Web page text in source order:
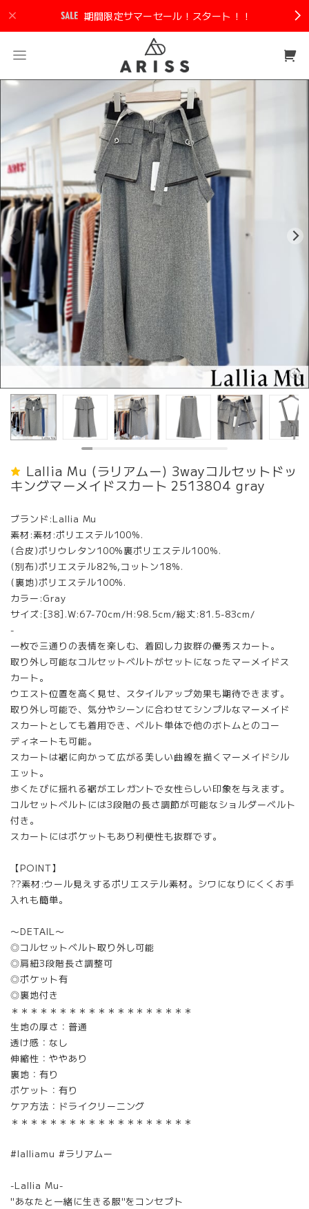
期間限定サマーセール！スタート！！
Lallia Mu (ラリアムー) 3wayコルセットドッ
キングマーメイドスカート 2513804 gray
ブランド:Lallia Mu
素材:素材:ポリエステル100%.
(合皮)ポリウレタン100%裏ポリエステル100%.
(別布)ポリエステル82%,コットン18%.
(裏地)ポリエステル100%.
カラー:Gray
サイズ:[38].W:67-70cm/H:98.5cm/総丈:81.5-83cm/
-
一枚で三通りの表情を楽しむ、着回し力抜群の優秀スカート。
取り外し可能なコルセットベルトがセットになったマーメイドス
カート。
ウエスト位置を高く見せ、スタイルアップ効果も期待できます。
取り外し可能で、気分やシーンに合わせてシンプルなマーメイド
スカートとしても着用でき、ベルト単体で他のボトムとのコー
ディネートも可能。
スカートは裾に向かって広がる美しい曲線を描くマーメイドシル
エット。
歩くたびに揺れる裾がエレガントで女性らしい印象を与えます。
コルセットベルトには3段階の長さ調節が可能なショルダーベルト
付き。
スカートにはポケットもあり利便性も抜群です。
【POINT】
??素材:ウール見えするポリエステル素材。シワになりにくくお手
入れも簡単。
〜DETAIL〜
◎コルセットベルト取り外し可能
◎肩紐3段階長さ調整可
◎ポケット有
◎裏地付き
＊＊＊＊＊＊＊＊＊＊＊＊＊＊＊＊＊＊＊
生地の厚さ：普通
透け感：なし
伸縮性：ややあり
裏地：有り
ポケット：有り
ケア方法：ドライクリーニング
＊＊＊＊＊＊＊＊＊＊＊＊＊＊＊＊＊＊＊
#lalliamu #ラリアムー
-Lallia Mu-
"あなたと一緒に生きる服"をコンセプト